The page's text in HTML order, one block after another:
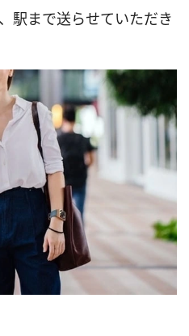
駅まで送らせていただき